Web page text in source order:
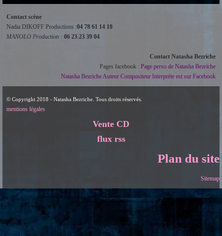
Contact & liens
Contact scène
Nadia DIKOFF Productions :04 78 61 14 18
MANOLO Production : 06 23 23 39 04
Contact Natasha Bezriche
Pages facebook : Page perso de Natasha Bezriche
Natasha Bezriche Auteur Compositeur Interprète est sur Facebook
© Copyright 2018 - Natasha Bezriche. Tous droits réservés.
mentions légales
Vente CD
flux rss
Plan du site
Sitemap